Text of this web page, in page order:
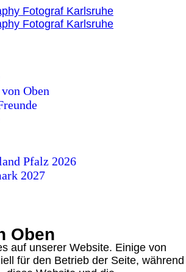
Oben
Pfalz 2026
2027
Oben
auf unserer Website. Einige von
für den Betrieb der Seite, während